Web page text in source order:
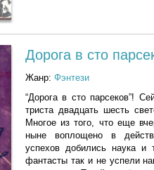
Дорога в сто
Жанр: Фэнтези
“Дорога в сто парсеков”!
триста двадцать шесть
Многое из того, что еще
ныне воплощено в
успехов добились наука и
фантасты так и не успели